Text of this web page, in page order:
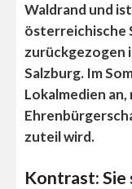
Waldrand und
österreichische
zurückgezogen
Salzburg. Im
Lokalmedien
zuteil wird.
Kontrast: